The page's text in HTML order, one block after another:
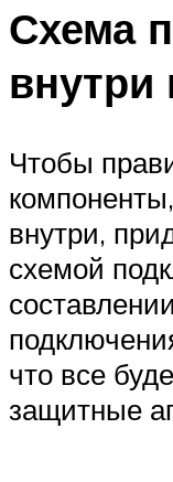
Схема
внутри
Чтобы
внутри,
схемой
что все
защитные